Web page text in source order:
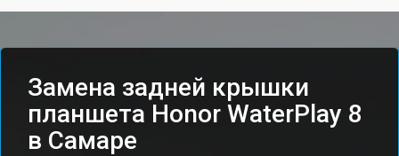
Замена задней крышки
планшета Honor WaterPlay 8
в Самаре